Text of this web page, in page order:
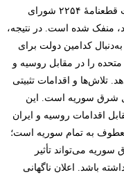
گسترده‌تر دربارۀ سوریه که تحت‌نظارت قطعنامۀ ۲۲۵۴ شورای
منفک شده است. در نتیجه،
کدامین دولت برای
را در مقابل روسیه و
تلاش‌ها و اقدامات تثبیتی
شرق سوریه است. این
اقدامات روسیه و ایران
به تمام سوریه است؛
می‌تواند تأثیر
باشد. اعلان ناگهانی